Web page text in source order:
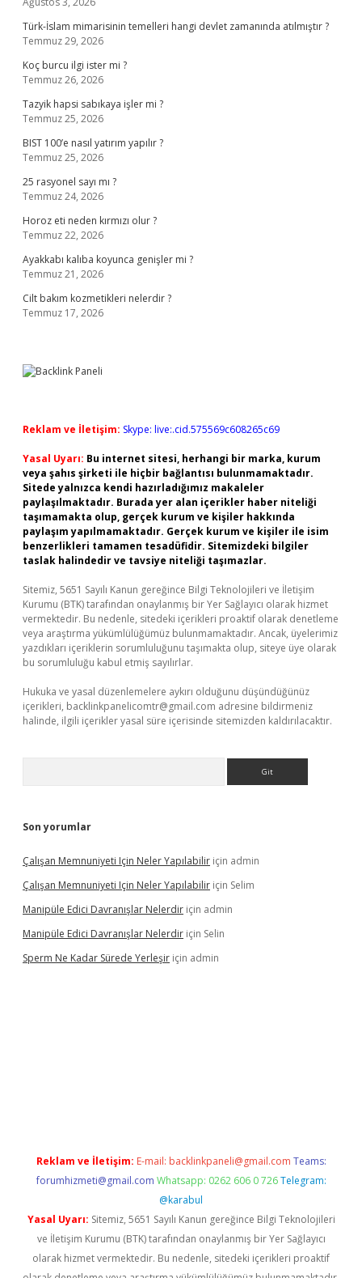
Türk-İslam mimarisinin temelleri hangi devlet zamanında atılmıştır ?
Temmuz 29, 2026
Koç burcu ilgi ister mi ?
Temmuz 26, 2026
Tazyik hapsi sabıkaya işler mi ?
Temmuz 25, 2026
BIST 100’e nasıl yatırım yapılır ?
Temmuz 25, 2026
25 rasyonel sayı mı ?
Temmuz 24, 2026
Horoz eti neden kırmızı olur ?
Temmuz 22, 2026
Ayakkabı kalıba koyunca genişler mi ?
Temmuz 21, 2026
Cilt bakım kozmetikleri nelerdir ?
Temmuz 17, 2026
Reklam ve İletişim: Skype: live:.cid.575569c608265c69
Yasal Uyarı: Bu internet sitesi, herhangi bir marka, kurum
veya şahıs şirketi ile hiçbir bağlantısı bulunmamaktadır.
Sitede yalnızca kendi hazırladığımız makaleler
paylaşılmaktadır. Burada yer alan içerikler haber niteliği
taşımamakta olup, gerçek kurum ve kişiler hakkında
paylaşım yapılmamaktadır. Gerçek kurum ve kişiler ile isim
benzerlikleri tamamen tesadüfidir. Sitemizdeki bilgiler
taslak halindedir ve tavsiye niteliği taşımazlar.
Sitemiz, 5651 Sayılı Kanun gereğince Bilgi Teknolojileri ve İletişim
Kurumu (BTK) tarafından onaylanmış bir Yer Sağlayıcı olarak hizmet
vermektedir. Bu nedenle, sitedeki içerikleri proaktif olarak denetleme
veya araştırma yükümlülüğümüz bulunmamaktadır. Ancak, üyelerimiz
yazdıkları içeriklerin sorumluluğunu taşımakta olup, siteye üye olarak
bu sorumluluğu kabul etmiş sayılırlar.
Hukuka ve yasal düzenlemelere aykırı olduğunu düşündüğünüz
içerikleri, backlinkpanelicomtr@gmail.com adresine bildirmeniz
halinde, ilgili içerikler yasal süre içerisinde sitemizden kaldırılacaktır.
Son yorumlar
Çalışan Memnuniyeti Için Neler Yapılabilir için admin
Çalışan Memnuniyeti Için Neler Yapılabilir için Selim
Manipüle Edici Davranışlar Nelerdir için admin
Manipüle Edici Davranışlar Nelerdir için Selin
Sperm Ne Kadar Sürede Yerleşir için admin
Reklam ve İletişim: E-mail: backlinkpaneli@gmail.com Teams:
forumhizmeti@gmail.com Whatsapp: 0262 606 0 726 Telegram:
@karabul
Yasal Uyarı: Sitemiz, 5651 Sayılı Kanun gereğince Bilgi Teknolojileri
ve İletişim Kurumu (BTK) tarafından onaylanmış bir Yer Sağlayıcı
olarak hizmet vermektedir. Bu nedenle, sitedeki içerikleri proaktif